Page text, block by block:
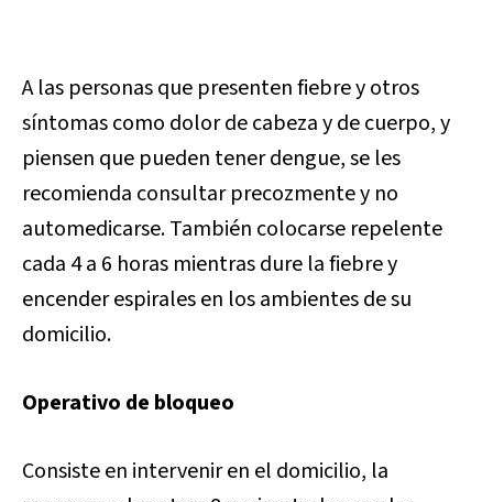
A las personas que presenten fiebre y otros
síntomas como dolor de cabeza y de cuerpo, y
piensen que pueden tener dengue, se les
recomienda consultar precozmente y no
automedicarse. También colocarse repelente
cada 4 a 6 horas mientras dure la fiebre y
encender espirales en los ambientes de su
domicilio.
Operativo de bloqueo
Consiste en intervenir en el domicilio, la